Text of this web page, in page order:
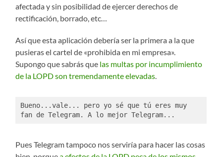
afectada y sin posibilidad de ejercer derechos de
rectificación, borrado, etc…
Así que esta aplicación debería ser la primera a la que
pusieras el cartel de «prohibida en mi empresa».
Supongo que sabrás que las multas por incumplimiento
de la LOPD son tremendamente elevadas.
Bueno...vale... pero yo sé que tú eres muy
fan de Telegram. A lo mejor Telegram...
Pues Telegram tampoco nos serviría para hacer las cosas